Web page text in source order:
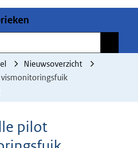
Nieuwsoverzicht
vismonitoringsfuik
pilot